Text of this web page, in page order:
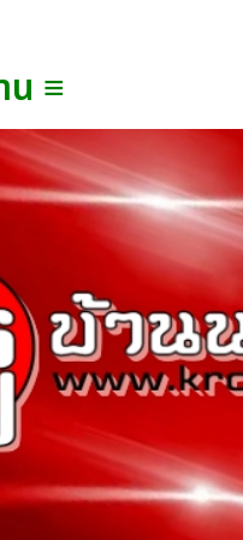
น ≡